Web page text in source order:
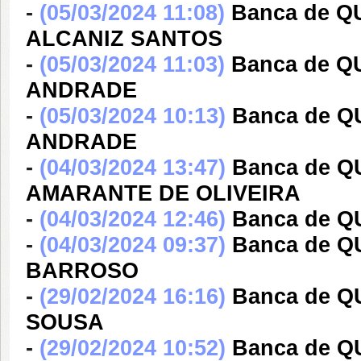
- (05/03/2024 11:08) Banca de
ALCANIZ SANTOS
- (05/03/2024 11:03) Banca de
ANDRADE
- (05/03/2024 10:13) Banca de
ANDRADE
- (04/03/2024 13:47) Banca de
AMARANTE DE OLIVEIRA
- (04/03/2024 12:46) Banca de
- (04/03/2024 09:37) Banca de
BARROSO
- (29/02/2024 16:16) Banca de
SOUSA
- (29/02/2024 10:52) Banca de